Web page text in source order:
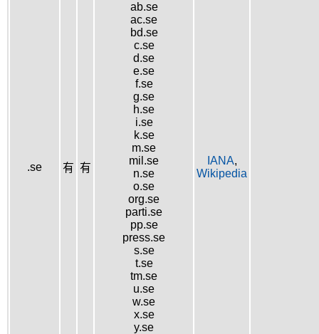
.se 有 有
ab.se
ac.se
bd.se
c.se
d.se
e.se
f.se
g.se
h.se
i.se
k.se
m.se
mil.se
n.se
o.se
org.se
parti.se
pp.se
press.se
s.se
t.se
tm.se
u.se
w.se
x.se
y.se
IANA,
Wikipedia